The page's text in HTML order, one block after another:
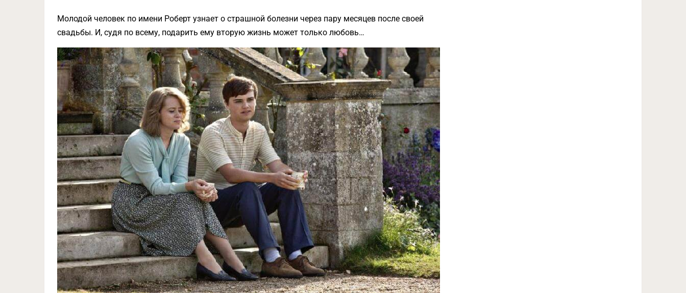
Молодой человек по имени Роберт узнает о страшной болезни через пару месяцев после своей
свадьбы. И, судя по всему, подарить ему вторую жизнь может только любовь…